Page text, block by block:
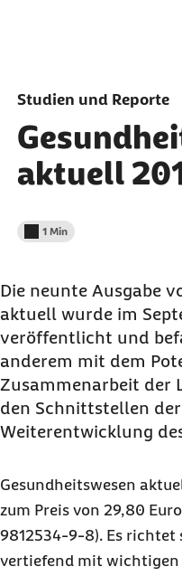
Studien und Reporte
aktuell
Lesedauer weniger als
1 Min
Die neunte Ausgabe
aktuell wurde im
veröffentlicht und
anderem mit dem
Zusammenarbeit der
den Schnittstellen
Weiterentwicklung
Gesundheitswesen
zum Preis von 29,80
9812534-9-8). Es richtet
vertiefend mit